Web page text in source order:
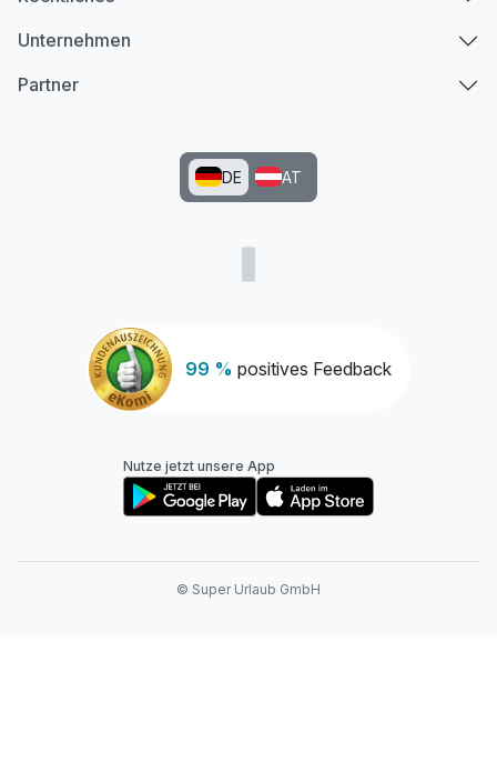
99 % positives Feedback
Unternehmen
Partner
DE AT
Nutze jetzt unsere App
© Super Urlaub GmbH